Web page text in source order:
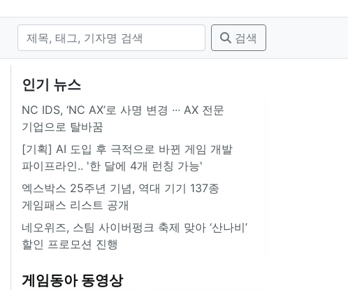
검색
인기 뉴스
NC IDS, ‘NC AX’로 사명 변경 ∙∙∙ AX 전문
기업으로 탈바꿈
[기획] AI 도입 후 극적으로 바뀐 게임 개발
파이프라인.. '한 달에 4개 런칭 가능'
엑스박스 25주년 기념, 역대 기기 137종
게임패스 리스트 공개
네오위즈, 스팀 사이버펑크 축제 맞아 ‘산나비’
할인 프로모션 진행
게임동아 동영상